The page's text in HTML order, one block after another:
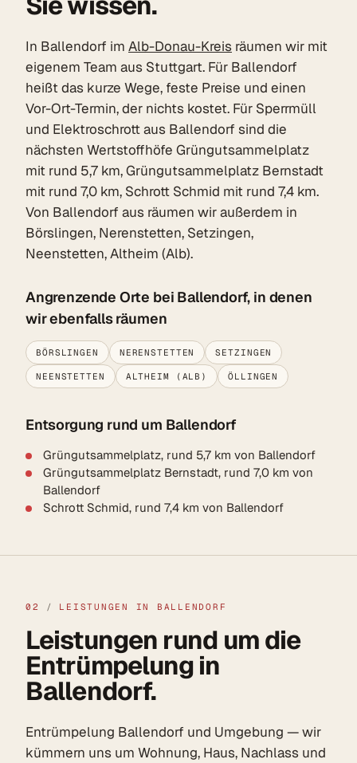
In Ballendorf im Alb-Donau-Kreis räumen wir mit
eigenem Team aus Stuttgart. Für Ballendorf
heißt das kurze Wege, feste Preise und einen
Vor-Ort-Termin, der nichts kostet. Für Sperrmüll
und Elektroschrott aus Ballendorf sind die
nächsten Wertstoffhöfe Grüngutsammelplatz
mit rund 5,7 km, Grüngutsammelplatz Bernstadt
mit rund 7,0 km, Schrott Schmid mit rund 7,4 km.
Von Ballendorf aus räumen wir außerdem in
Börslingen, Nerenstetten, Setzingen,
Neenstetten, Altheim (Alb).
Angrenzende Orte bei Ballendorf, in denen
wir ebenfalls räumen
BÖRSLINGEN NERENSTETTEN SETZINGEN
NEENSTETTEN ALTHEIM (ALB) ÖLLINGEN
Entsorgung rund um Ballendorf
Grüngutsammelplatz, rund 5,7 km von Ballendorf
Grüngutsammelplatz Bernstadt, rund 7,0 km von
Ballendorf
Schrott Schmid, rund 7,4 km von Ballendorf
02 / LEISTUNGEN IN BALLENDORF
Leistungen rund um die
Entrümpelung in
Ballendorf.
Entrümpelung Ballendorf und Umgebung — wir
kümmern uns um Wohnung, Haus, Nachlass und